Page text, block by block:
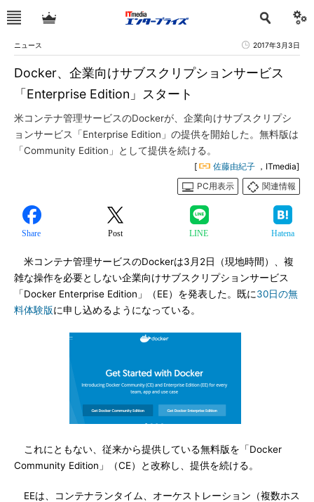
ニュース 2017年3月3日
Docker、企業向けサブスクリプションサービス
「Enterprise Edition」スタート
米コンテナ管理サービスのDockerが、企業向けサブスクリプシ
ョンサービス「Enterprise Edition」の提供を開始した。無料版は
「Community Edition」として提供を続ける。
[ 佐藤由紀子 ，ITmedia]
PC用表示
関連情報
Share Post LINE Hatena
米コンテナ管理サービスのDockerは3月2日（現地時間）、複
雑な操作を必要としない企業向けサブスクリプションサービス
「Docker Enterprise Edition」（EE）を発表した。既に30日の無
料体験版に申し込めるようになっている。
これにともない、従来から提供している無料版を「Docker
Community Edition」（CE）と改称し、提供を続ける。
EEは、コンテナランタイム、オーケストレーション（複数ホス